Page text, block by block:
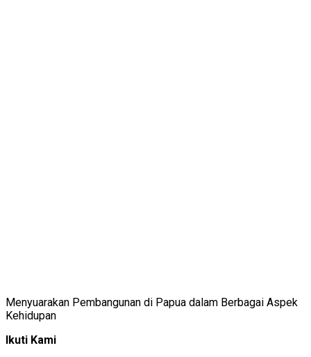
Menyuarakan Pembangunan di Papua dalam Berbagai Aspek
Kehidupan
Ikuti Kami